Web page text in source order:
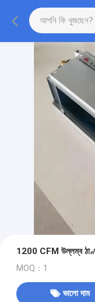
1200 CFM উল্লম্ব
MOQ：1
ভালো দাম